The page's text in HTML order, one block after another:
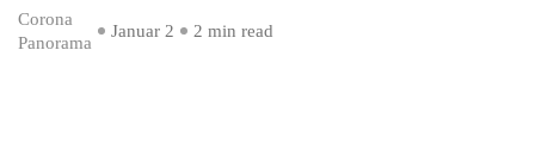
Corona
Panorama
Januar 2 2 min read